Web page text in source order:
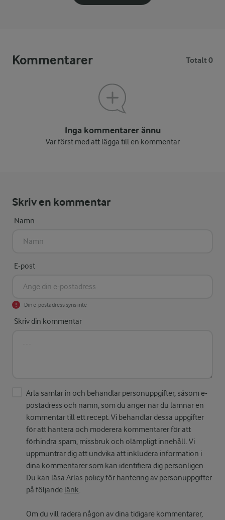
Kommentarer Totalt 0
Inga kommentarer ännu
Var först med att lägga till en kommentar
Skriv en kommentar
Namn
E-post
Din e-postadress syns inte
Skriv din kommentar
Arla samlar in och behandlar personuppgifter, såsom e-
postadress och namn, som du anger när du lämnar en
kommentar till ett recept. Vi behandlar dessa uppgifter
för att hantera och moderera kommentarer för att
förhindra spam, missbruk och olämpligt innehåll. Vi
uppmuntrar dig att undvika att inkludera information i
dina kommentarer som kan identifiera dig personligen.
Du kan läsa Arlas policy för hantering av personuppgifter
på följande länk.
Om du vill radera någon av dina tidigare kommentarer,